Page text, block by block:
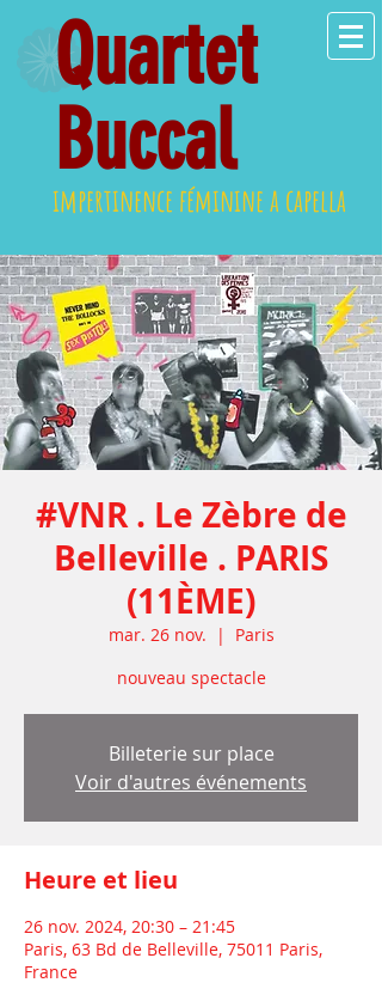
Quartet
Buccal
impertinence féminine a capella
#VNR . Le Zèbre de
Belleville . PARIS
(11ÈME)
mar. 26 nov.
  |
Paris
nouveau spectacle
Billeterie sur place
Voir d'autres événements
Heure et lieu
26 nov. 2024, 20:30 – 21:45
Paris, 63 Bd de Belleville, 75011 Paris,
France